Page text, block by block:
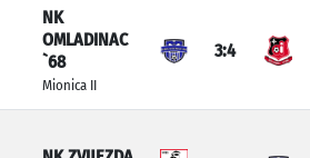
NK
OMLADINAC
`68
Mionica II
3:4